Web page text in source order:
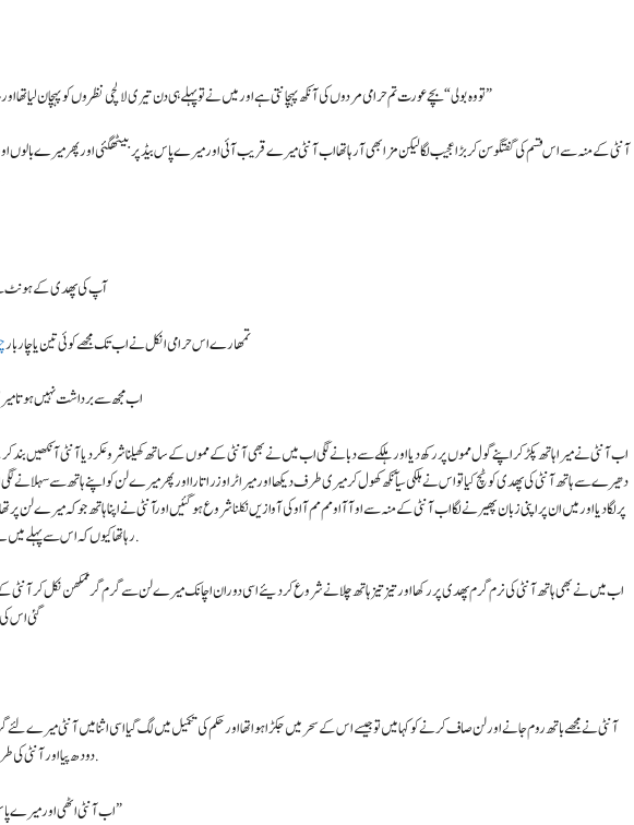
تو وہ بولی “بچے عورت تم حرامی مردوں کی آنکھ پہچانتی ہے اور میں نے تو پہلے ہی دن تیری لالچی نظروں کو پہچان لیاتھا اور میںبھی برسوں سے لن کی ترسی ہوئی ہوں”
آنٹی کے منہ سےاس قسم کی گفتگو سن کر بڑا عجیب لگا لیکن مزا بھی آ رہا تھا اب آنٹی میرے قریب آئی اور میرے پاس بیڈ پر بیٹھگئی اور پھر میرے بالوں
آپ کی پھدی کے ہونٹ
تمھارے اس حرامی انکل نے اب تک مجھے کوئی تین یا چار بار
اب مجھ سے برداشت نہیں ہوتا
اب آنٹی نے میرا ہاتھ پکڑ کر اپنے گول مموں پر رکھ دیا اورہلکے سے دبانے لگی اب میں نے بھی آنٹی کے مموں کے ساتھ کھیلنا شروعکر دیا آنٹی
دھیرے سے ہاتھ آنٹی کی پھدی کو ٹچ کیا تو اس نے ہلکی سیآنکھ کھول کر میری طرف دیکھا اور میرا ٹراوزر اتارا اور پھر میرے لن کو اپنے ہاتھ سے سہلانے
پر لگا دیا اور میں ان پر اپنی زبان پھیرنے لگا اب آنٹی کے منہ سے او آ آ او مم مم آ او کی آوازیں نکلنا شروع ہو گئیں اورآنٹی نے اپنا ہاتھ جو کہ میرے لن
رہا تھا کیوں کہ اس سے پہلے میں نے کبھیکسی لڑکی کے ساتھ سیکس نہیں کیا تھا .
اب میں نے بھی ہاتھ آنٹی کی نرم گرم پھدی پر رکھا اور تیزتیز ہاتھ چلانے شروع کر دیئے اسی دوران اچانک میرے لن سے گرم گرممکھن نکل کر آنٹی کے
گئی اس
آنٹی نے مجھے باتھ روم جانے اور لن صاف کرنے کو کہا میں تو جیسے اس کے سحر میں جکڑا ہوا تھا اور حکم کی تکمیل میں لگ گیااسی اثنا میں آنٹی میرے
دودھ پیا اور آنٹی کی طرف سوالیہ نظروں سے دیکھا اور وہسمجھ گئی.
اب آنٹی اٹھی اور میرے پاس آ کر بولی ” کیا تم سیکس کرنا سیکھنا چاہتے ہو”